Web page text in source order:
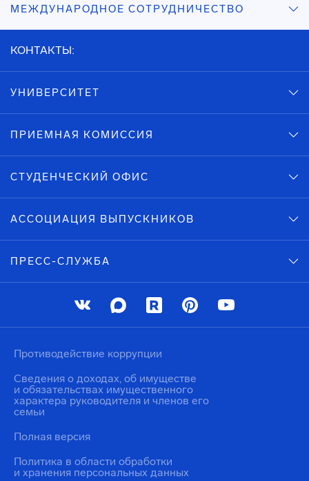
МЕЖДУНАРОДНОЕ СОТРУДНИЧЕСТВО
КОНТАКТЫ:
УНИВЕРСИТЕТ
ПРИЕМНАЯ КОМИССИЯ
СТУДЕНЧЕСКИЙ ОФИС
АССОЦИАЦИЯ ВЫПУСКНИКОВ
ПРЕСС-СЛУЖБА
Политика в области обработки
и хранения персональных данных
Противодействие коррупции
Сведения о доходах, об имуществе
и обязательствах имущественного
характера руководителя и членов его
семьи
Полная версия